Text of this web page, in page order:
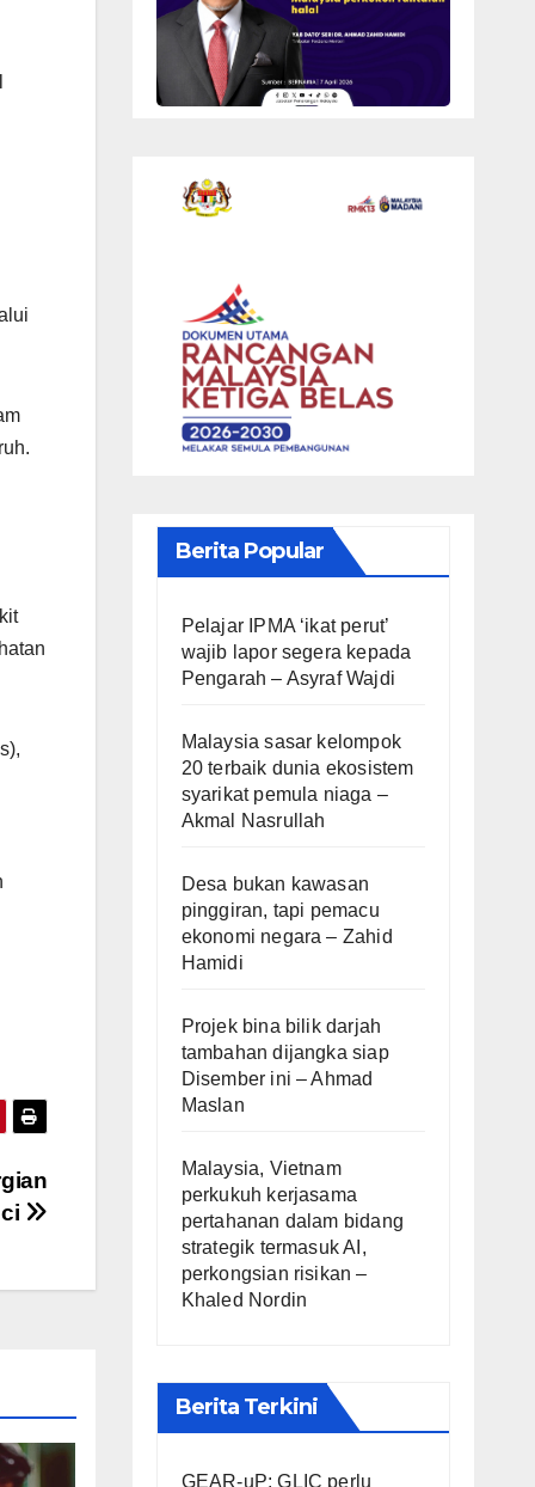
Berita Popular
Pelajar IPMA ‘ikat perut’
wajib lapor segera kepada
Pengarah – Asyraf Wajdi
Malaysia sasar kelompok
20 terbaik dunia ekosistem
syarikat pemula niaga –
Akmal Nasrullah
Desa bukan kawasan
pinggiran, tapi pemacu
ekonomi negara – Zahid
Hamidi
Projek bina bilik darjah
tambahan dijangka siap
Disember ini – Ahmad
Maslan
Malaysia, Vietnam
perkukuh kerjasama
pertahanan dalam bidang
strategik termasuk AI,
perkongsian risikan –
Khaled Nordin
Berita Terkini
GEAR-uP: GLIC perlu